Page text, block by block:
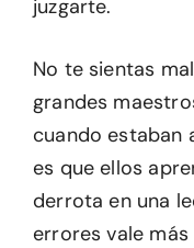
juzgarte.
No te sientas
grandes
cuando estaban
es que ellos
derrota en una
errores vale